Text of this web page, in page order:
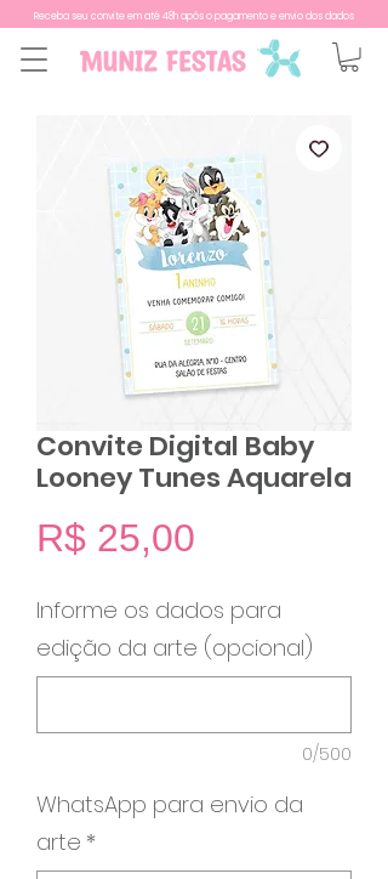
Receba seu convite em até 48h após o pagamento e envio dos dados
Convite Digital Baby
Looney Tunes Aquarela
R$ 25,00
Informe os dados para
edição da arte (opcional)
0/500
WhatsApp para envio da
arte *